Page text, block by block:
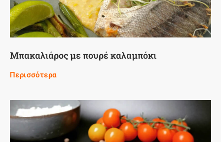
Μπακαλιάρος με πουρέ καλαμπόκι
Περισσότερα